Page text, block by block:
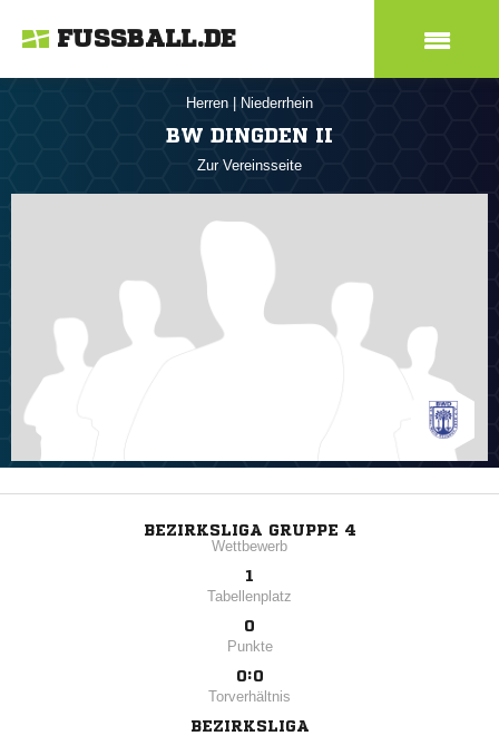
FUSSBALL.DE
Herren Niederrhein
BW DINGDEN II
Zur Vereinsseite
BEZIRKSLIGA GRUPPE 4
Wettbewerb
1
Tabellenplatz
0
Punkte
0:0
Torverhältnis
BEZIRKSLIGA